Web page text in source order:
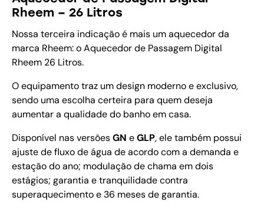
Rheem – 26 Litros
Nossa terceira indicação é mais um aquecedor da
marca Rheem: o Aquecedor de Passagem Digital
Rheem 26 Litros.
O equipamento traz um design moderno e exclusivo,
sendo uma escolha certeira para quem deseja
aumentar a qualidade do banho em casa.
Disponível nas versõesGN eGLP, ele também possui
ajuste de fluxo de água de acordo com a demanda e
estação do ano; modulação de chama em dois
estágios; garantia e tranquilidade contra
superaquecimento e 36 meses de garantia.